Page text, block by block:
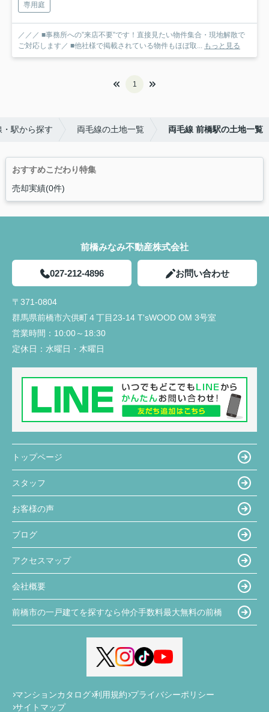
専用庭
／／／ ■事務所への”来店不要”です！直接見たい物件集合・現地解散で
ご対応します／ ■他社様で掲載されている物件もほぼ取... もっと見る
1
・駅から探す 両毛線の土地一覧 両毛線 前橋駅の土地一覧
おすすめこだわり特集
売却実績(0件)
前橋みなみ不動産株式会社
027-212-4896 お問い合わせ
〒371-0804
群馬県前橋市六供町４丁目23‐14 T'sWOOD OM 3号室
営業時間： 10:00～18:30
定休日： 水曜日・木曜日
トップページ
スタッフ
お客様の声
ブログ
アクセスマップ
会社概要
前橋市の一戸建てを探すなら仲介手数料最大無料の前橋
マンションカタログ 利用規約 プライバシーポリシー
サイトマップ